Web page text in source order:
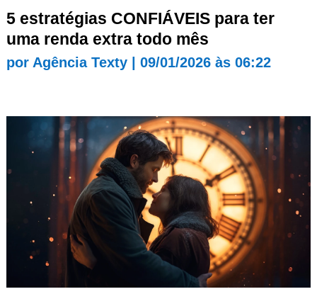
5 estratégias CONFIÁVEIS para ter
uma renda extra todo mês
por Agência Texty| 09/01/2026 às 06:22